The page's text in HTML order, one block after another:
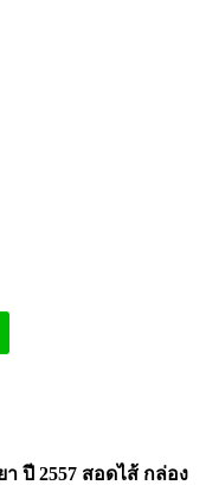
ปี 2557 สอดไส้ กล่อง